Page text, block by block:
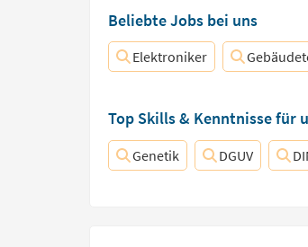
Beliebte Jobs bei uns
Elektroniker
Top Skills & Kenntnisse für
Genetik DGUV